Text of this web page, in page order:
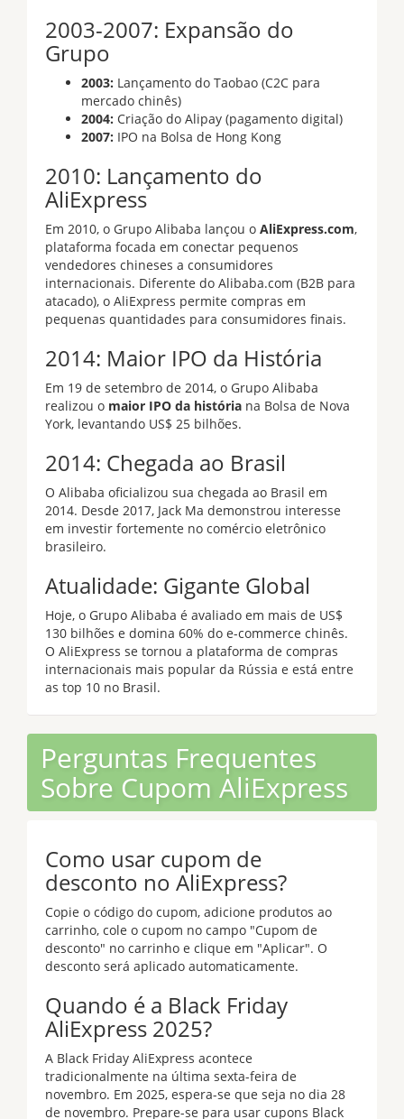
2003-2007: Expansão do
Grupo
2003: Lançamento do Taobao (C2C para
mercado chinês)
2004: Criação do Alipay (pagamento digital)
2007: IPO na Bolsa de Hong Kong
2010: Lançamento do
AliExpress
Em 2010, o Grupo Alibaba lançou o AliExpress.com,
plataforma focada em conectar pequenos
vendedores chineses a consumidores
internacionais. Diferente do Alibaba.com (B2B para
atacado), o AliExpress permite compras em
pequenas quantidades para consumidores finais.
2014: Maior IPO da História
Em 19 de setembro de 2014, o Grupo Alibaba
realizou o maior IPO da história na Bolsa de Nova
York, levantando US$ 25 bilhões.
2014: Chegada ao Brasil
O Alibaba oficializou sua chegada ao Brasil em
2014. Desde 2017, Jack Ma demonstrou interesse
em investir fortemente no comércio eletrônico
brasileiro.
Atualidade: Gigante Global
Hoje, o Grupo Alibaba é avaliado em mais de US$
130 bilhões e domina 60% do e-commerce chinês.
O AliExpress se tornou a plataforma de compras
internacionais mais popular da Rússia e está entre
as top 10 no Brasil.
Perguntas Frequentes
Sobre Cupom AliExpress
Como usar cupom de
desconto no AliExpress?
Copie o código do cupom, adicione produtos ao
carrinho, cole o cupom no campo "Cupom de
desconto" no carrinho e clique em "Aplicar". O
desconto será aplicado automaticamente.
Quando é a Black Friday
AliExpress 2025?
A Black Friday AliExpress acontece
tradicionalmente na última sexta-feira de
novembro. Em 2025, espera-se que seja no dia 28
de novembro. Prepare-se para usar cupons Black